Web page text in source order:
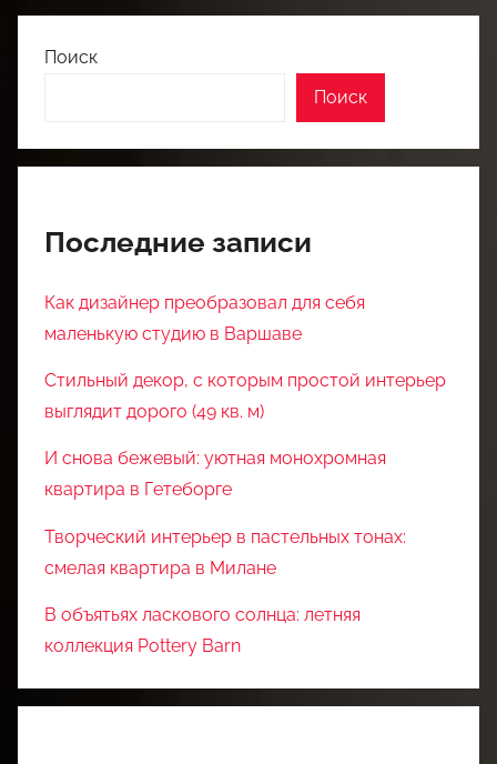
Поиск
Поиск
Последние записи
Как дизайнер преобразовал для себя
маленькую студию в Варшаве
Стильный декор, с которым простой интерьер
выглядит дорого (49 кв. м)
И снова бежевый: уютная монохромная
квартира в Гетеборге
Творческий интерьер в пастельных тонах:
смелая квартира в Милане
В объятьях ласкового солнца: летняя
коллекция Pottery Barn